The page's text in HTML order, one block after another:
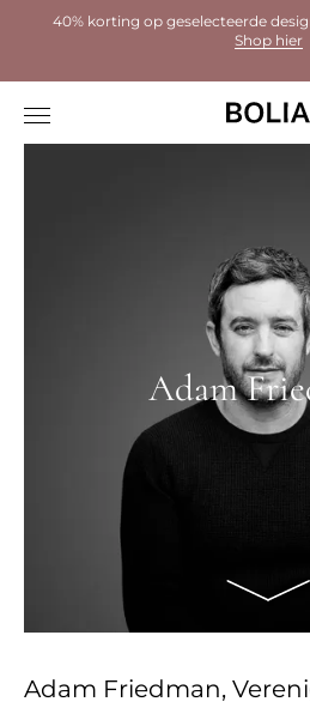
40% korting op geselecteerde
Shop hier
Adam
Adam Friedman,